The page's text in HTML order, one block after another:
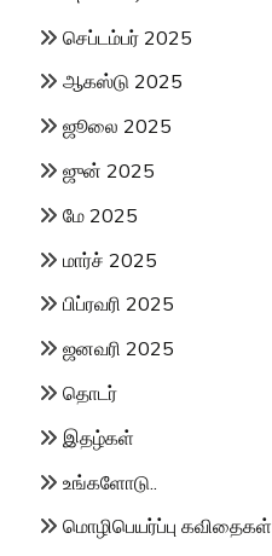
செப்டம்பர் 2025
ஆகஸ்டு 2025
ஜூலை 2025
ஜுன் 2025
மே 2025
மார்ச் 2025
பிப்ரவரி 2025
ஜனவரி 2025
தொடர்
இதழ்கள்
உங்களோடு..
மொழிபெயர்ப்பு கவிதைகள்